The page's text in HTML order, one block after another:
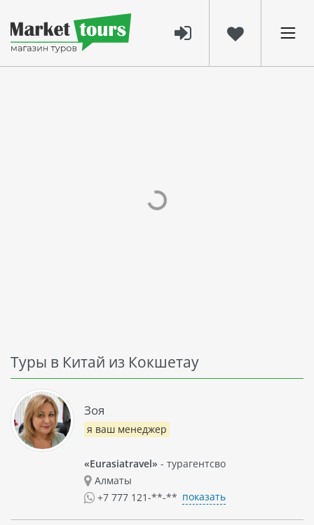
Туры в Китай из Кокшетау
Зоя
я ваш менеджер
«Eurasiatravel» - турагентсво
Алматы
+7 777 121-**-** показать